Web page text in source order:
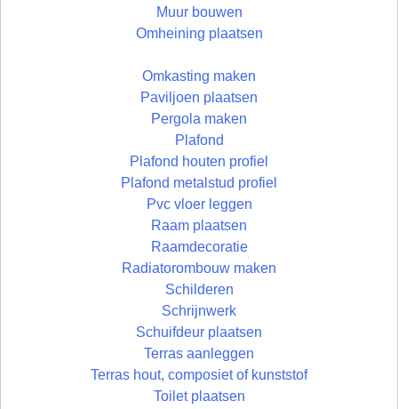
Muur bouwen
Omheining plaatsen
Omkasting maken
Paviljoen plaatsen
Pergola maken
Plafond
Plafond houten profiel
Plafond metalstud profiel
Pvc vloer leggen
Raam plaatsen
Raamdecoratie
Radiatorombouw maken
Schilderen
Schrijnwerk
Schuifdeur plaatsen
Terras aanleggen
Terras hout, composiet of kunststof
Toilet plaatsen